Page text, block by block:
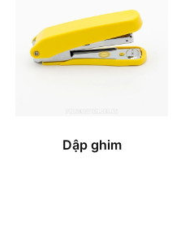
Dập ghim